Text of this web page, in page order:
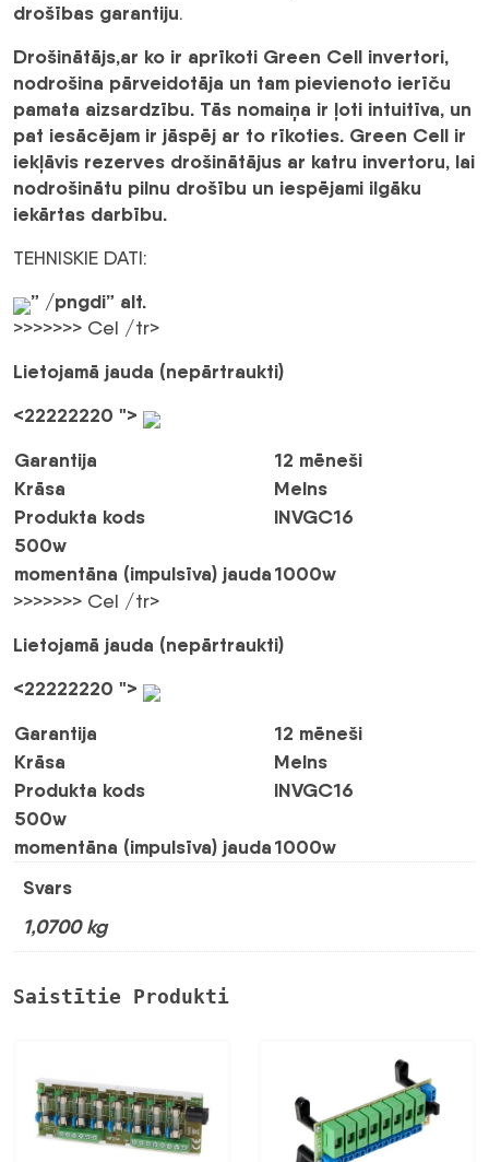
drošības garantiju.
Drošinātājs,ar ko ir aprīkoti Green Cell invertori,
nodrošina pārveidotāja un tam pievienoto ierīču
pamata aizsardzību. Tās nomaiņa ir ļoti intuitīva, un
pat iesācējam ir jāspēj ar to rīkoties. Green Cell ir
iekļāvis rezerves drošinātājus ar katru invertoru, lai
nodrošinātu pilnu drošību un iespējami ilgāku
iekārtas darbību.
TEHNISKIE DATI:
” /pngdi” alt.
>>>>>>> Cel /tr>
Lietojamā jauda (nepārtraukti)
<22222220 ">
Garantija
12 mēneši
Krāsa
Melns
Produkta kods
INVGC16
500w
momentāna (impulsīva) jauda1000w
>>>>>>> Cel /tr>
Lietojamā jauda (nepārtraukti)
<22222220 ">
Garantija
12 mēneši
Krāsa
Melns
Produkta kods
INVGC16
500w
momentāna (impulsīva) jauda1000w
Svars
1,0700 kg
Saistītie Produkti